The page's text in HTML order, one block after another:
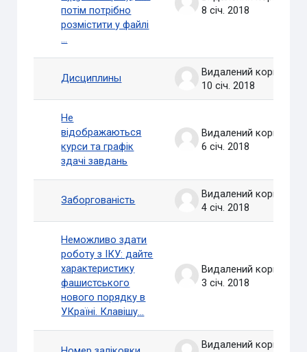
потім потрібно
розмістити у файлі
...
8 січ. 2018
Дисциплины
10 січ. 2018
Не
відображаються
курси та графік
здачі завдань
6 січ. 2018
Заборгованість
4 січ. 2018
Неможливо здати
роботу з ІКУ: дайте
характеристику
фашистського
нового порядку в
УКраїні. Клавішу...
3 січ. 2018